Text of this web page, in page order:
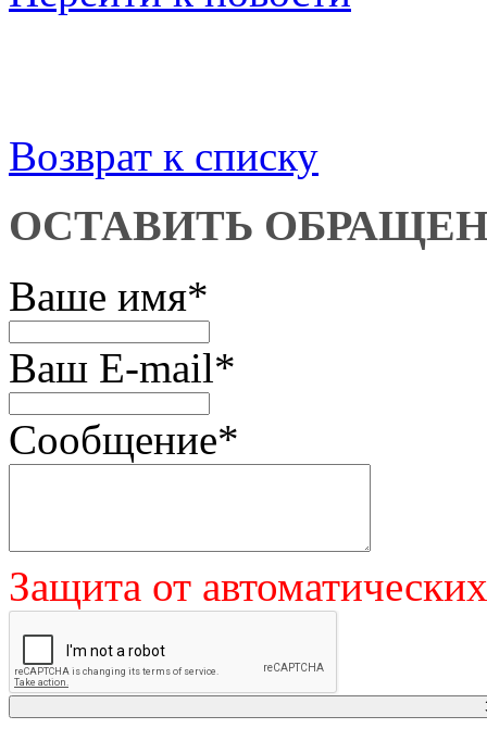
Возврат к списку
ОСТАВИТЬ
Ваше имя*
Ваш E-mail*
Сообщение*
Защита от